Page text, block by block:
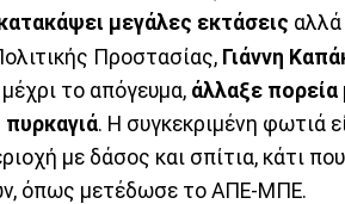
μεγάλες εκτάσεις αλλά
Προστασίας, Γιάννη
το απόγευμα, άλλαξε
. Η συγκεκριμένη φωτιά
με δάσος και σπίτια, κάτι
όπως μετέδωσε το ΑΠΕ-ΜΠΕ.